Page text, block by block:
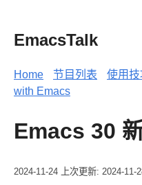
EmacsTalk
Home 节目列表 使用技
with Emacs
Emacs 30
2024-11-24 上次更新: 2024-11-